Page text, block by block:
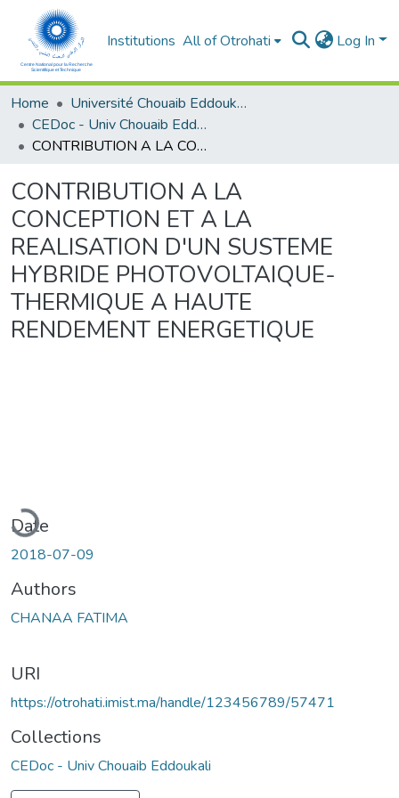
Institutions All of Otrohati Log In
Home
Université Chouaib Eddoukali - El Jadida
CEDoc - Univ Chouaib Eddoukali
CONTRIBUTION A LA CONCEPTION ET A LA REALISATION D'UN SUSTEME HYBRIDE PHOTOVOLTAIQUE-THERMIQUE A HAUTE RENDEMENT ENERGETIQUE
CONTRIBUTION A LA
CONCEPTION ET A LA
REALISATION D'UN SUSTEME
HYBRIDE PHOTOVOLTAIQUE-
THERMIQUE A HAUTE
RENDEMENT ENERGETIQUE
Date
2018-07-09
Authors
CHANAA FATIMA
URI
https://otrohati.imist.ma/handle/123456789/57471
Collections
CEDoc - Univ Chouaib Eddoukali